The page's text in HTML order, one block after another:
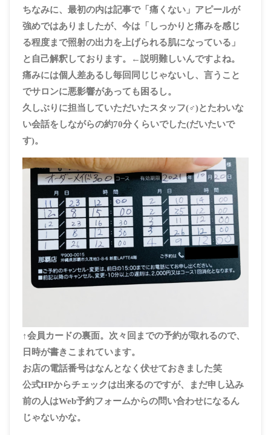
ちなみに、最初の内は記事で「痛くない」アピールが
強めではありましたが、今は「しっかりと痛みを感じ
る程度まで照射の出力を上げられる肌になっている」
と自己解釈しております。←説明難しいんですよね。
痛みには個人差あるし毎回同じじゃないし、言うこと
でサロンに悪影響があっても困るし。
久しぶりに担当していただいたスタッフ(♂)とたわいな
い会話をしながらの約70分くらいでした(だいたいで
す)。
↑会員カードの裏面。次々回までの予約が取れるので、
日時が書きこまれています。
お店の電話番号はなんとなく伏せておきました笑
公式HPからチェックは出来るのですが、まだ申し込み
前の人はWeb予約フォームからの問い合わせになるん
じゃないかな。